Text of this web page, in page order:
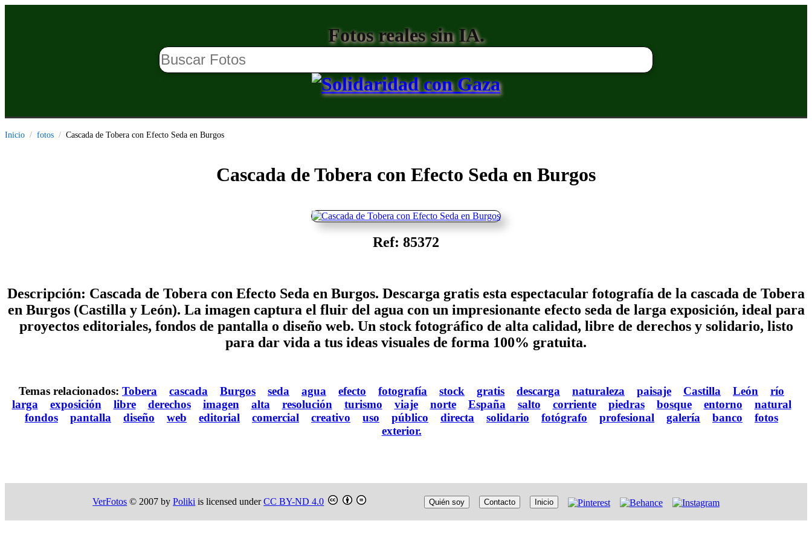
Fotos reales sin IA.
Inicio fotos Cascada de Tobera con Efecto Seda en Burgos
Cascada de Tobera con Efecto Seda en Burgos
Ref: 85372
Descripción: Cascada de Tobera con Efecto Seda en Burgos. Descarga gratis esta espectacular fotografía de la cascada de Tobera
en Burgos (Castilla y León). La imagen captura el fluir del agua con un impresionante efecto seda de larga exposición, ideal para
proyectos editoriales, fondos de pantalla o diseño web. Un stock fotográfico de alta calidad, libre de derechos y solidario, listo
para dar vida a tus ideas visuales de forma 100% gratuita.
Temas relacionados: Tobera cascada Burgos seda agua efecto fotografía stock gratis descarga naturaleza paisaje Castilla León
río
larga
exposición libre derechos imagen alta resolución turismo viaje norte España salto corriente piedras bosque entorno
natural
fondos
pantalla diseño web editorial comercial creativo uso público directa solidario fotógrafo profesional galería banco
fotos
exterior.
VerFotos © 2007 byPoliki is licensed underCC BY-ND 4.0 Quién soy Contacto Inicio